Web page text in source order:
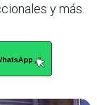
y más.